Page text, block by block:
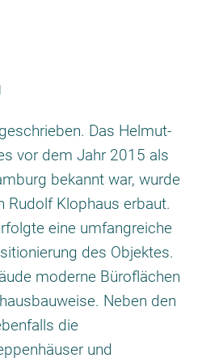
Das Helmut-
vor dem Jahr 2015 als
bekannt war, wurde
Rudolf Klophaus erbaut.
eine umfangreiche
des Objektes.
moderne Büroflächen
Neben den
die
und